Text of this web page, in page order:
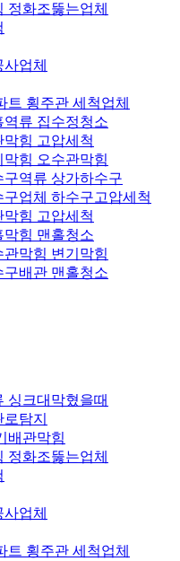
정화조뚫는업체
업체
트 횡주관 세척업체
류 집수정청소
힘 고압세척
힘 오수관막힘
역류 상가하수구
업체 하수구고압세척
힘 고압세척
힘 맨홀청소
막힘 변기막힘
배관 맨홀청소
싱크대막혔을때
탐지
배관막힘
정화조뚫는업체
업체
트 횡주관 세척업체